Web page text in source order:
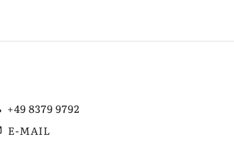
+49 8379 9792
E-MAIL